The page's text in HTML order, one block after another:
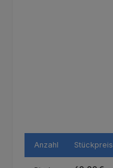
Anzahl Stückpreis